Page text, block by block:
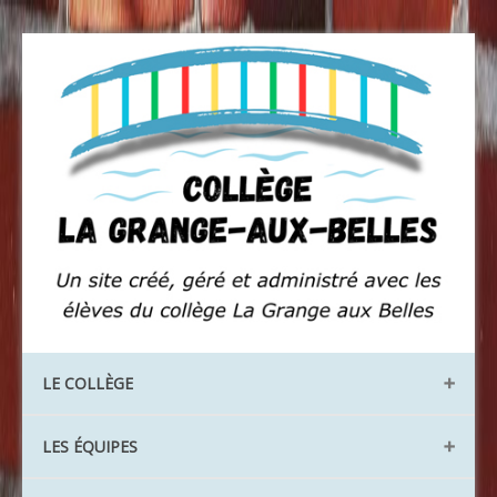
LE COLLÈGE
Les locaux
LES ÉQUIPES